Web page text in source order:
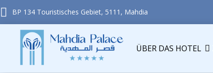
BP 134 Touristisches Gebiet, 5111, Mahdia
ÜBER DAS HOTEL